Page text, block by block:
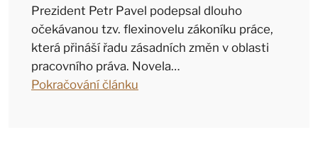
Prezident Petr Pavel podepsal dlouho
očekávanou tzv. flexinovelu zákoníku práce,
která přináší řadu zásadních změn v oblasti
pracovního práva. Novela…
Pokračování článku